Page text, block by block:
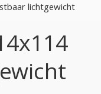
lichtgewicht